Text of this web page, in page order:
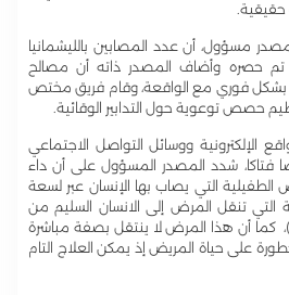
حقيقية.
مسؤول، أن عدد المصابين بالليشمانيا
حصره وأضاف المصدر ذاته أن مصالح
بشكل فوري مع الواقعة، وقام فريق مختص
حصص توعوية حول التدابير الوقائية.
الإلكترونية ووسائل التواصل الاجتماعي
فتاكا، شدد المصدر المسؤول على أن داء
الطفيلية التي يصاب بها الإنسان عبر لسعة
التي تنقل المرض إلى الانسان السليم من
كما أن هذا المرض لا ينتقل بصفة مباشرة
على حياة المريض إذ يمكن العلاج التام